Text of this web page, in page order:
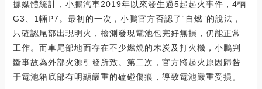
據媒體統計，小鵬汽車2019年以來發生過5起起火事件，4輛
G3、1輛P7。最初的一次，小鵬官方否認了“自燃”的說法，
只確認尾部出現明火，檢測發現電池包完好無損，仍能正常
工作。而車尾部地面存在不少燃燒的木炭及打火機，小鵬判
斷事故為外部火源引發所致。第二次，官方將起火原因歸咎
于電池箱底部有明顯嚴重的磕碰傷痕，導致電池嚴重受損。